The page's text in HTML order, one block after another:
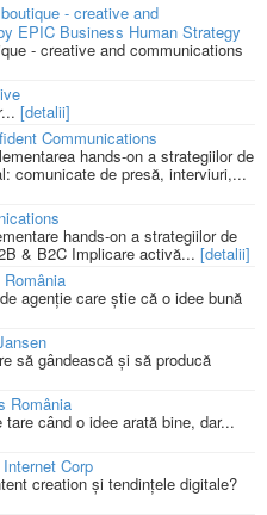
- creative and
EPIC Business Human Strategy
- creative and communications
[detalii]
Communications
hands-on a strategiilor de
comunicate de presă, interviuri,...
hands-on a strategiilor de
& B2C Implicare activă... [detalii]
agenție care știe că o idee bună
să gândească și să producă
România
când o idee arată bine, dar...
Corp
creation și tendințele digitale?